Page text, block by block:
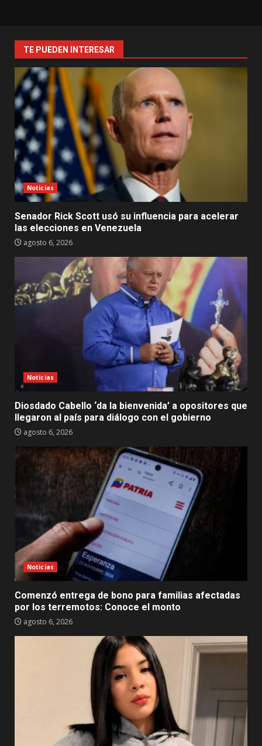
TE PUEDEN INTERESAR
Noticias
Senador Rick Scott usó su influencia para acelerar
las elecciones en Venezuela
agosto 6, 2026
Noticias
Diosdado Cabello ‘da la bienvenida’ a opositores que
llegaron al país para diálogo con el gobierno
agosto 6, 2026
Noticias
Comenzó entrega de bono para familias afectadas
por los terremotos: Conoce el monto
agosto 6, 2026